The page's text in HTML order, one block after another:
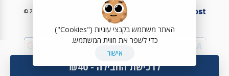
Apple iPhone 15 Pro
Apple iPhone 15 Plus
ZTE RAKUTEN BIG לרכישת החבילה - ₪40
©2023-2026 eSIMe.co.il | Powered with ❤️ by
האתר משתמש בקבצי עוגיות ("Cookies")
כדי לשפר את חווית המשתמש.
אישור